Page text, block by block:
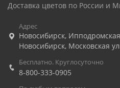
Доставка цветов по России и
Адрес
Новосибирск,
Новосибирск, Московская
Бесплатно. Круглосуточно
8-800-333-0905